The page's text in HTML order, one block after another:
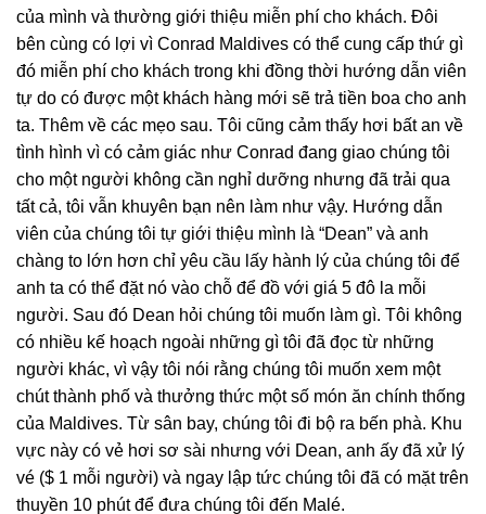
của mình và thường giới thiệu miễn phí cho khách. Đôi
bên cùng có lợi vì Conrad Maldives có thể cung cấp thứ gì
đó miễn phí cho khách trong khi đồng thời hướng dẫn viên
tự do có được một khách hàng mới sẽ trả tiền boa cho anh
ta. Thêm về các mẹo sau. Tôi cũng cảm thấy hơi bất an về
tình hình vì có cảm giác như Conrad đang giao chúng tôi
cho một người không cần nghỉ dưỡng nhưng đã trải qua
tất cả, tôi vẫn khuyên bạn nên làm như vậy. Hướng dẫn
viên của chúng tôi tự giới thiệu mình là “Dean” và anh
chàng to lớn hơn chỉ yêu cầu lấy hành lý của chúng tôi để
anh ta có thể đặt nó vào chỗ để đồ với giá 5 đô la mỗi
người. Sau đó Dean hỏi chúng tôi muốn làm gì. Tôi không
có nhiều kế hoạch ngoài những gì tôi đã đọc từ những
người khác, vì vậy tôi nói rằng chúng tôi muốn xem một
chút thành phố và thưởng thức một số món ăn chính thống
của Maldives. Từ sân bay, chúng tôi đi bộ ra bến phà. Khu
vực này có vẻ hơi sơ sài nhưng với Dean, anh ấy đã xử lý
vé ($ 1 mỗi người) và ngay lập tức chúng tôi đã có mặt trên
thuyền 10 phút để đưa chúng tôi đến Malé.